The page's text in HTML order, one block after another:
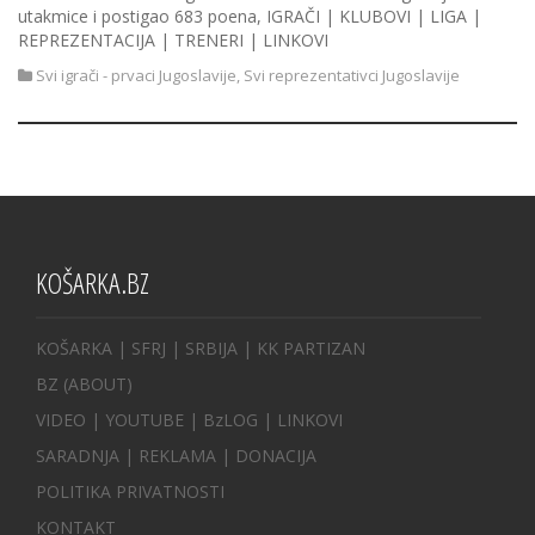
utakmice i postigao 683 poena, IGRAČI | KLUBOVI | LIGA |
REPREZENTACIJA | TRENERI | LINKOVI
Svi igrači - prvaci Jugoslavije, Svi reprezentativci Jugoslavije
KOŠARKA.BZ
KOŠARKA | SFRJ | SRBIJA | KK PARTIZAN
BZ (ABOUT)
VIDEO | YOUTUBE | BzLOG | LINKOVI
SARADNJA | REKLAMA | DONACIJA
POLITIKA PRIVATNOSTI
KONTAKT